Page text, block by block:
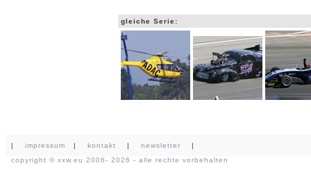
gleiche Serie:
| impressum | kontakt | newsletter |
copyright © xxw.eu 2006- 2026 - alle rechte vorbehalten